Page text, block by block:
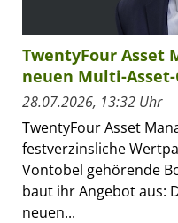
TwentyFour Asset
neuen Multi-
28.07.2026, 13:32 Uhr
TwentyFour Asset
festverzinsliche
Vontobel gehörende
baut ihr Angebot aus:
neuen...